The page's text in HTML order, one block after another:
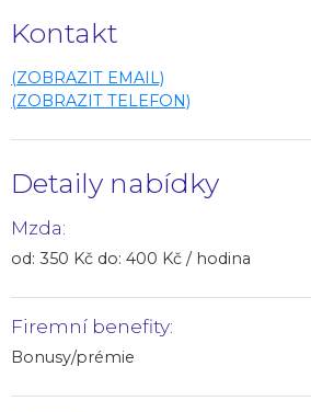
Kontakt
(ZOBRAZIT EMAIL)
(ZOBRAZIT TELEFON)
Detaily nabídky
Mzda:
od: 350 Kč do: 400 Kč / hodina
Firemní benefity:
Bonusy/prémie